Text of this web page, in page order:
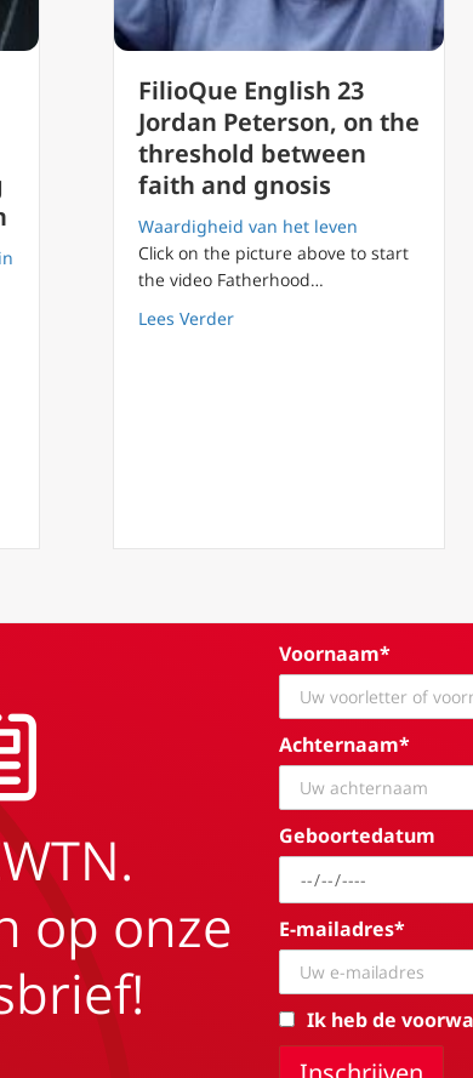
(2) zoektocht naar waarheid en oplossing
FilioQue English 23
Jordan Peterson, on the
threshold between
faith and gnosis
Waardigheid van het leven
Click on the picture above to start
the video Fatherhood…
Lees Verderabout FilioQue English 23
op onze
Voornaam*
Achternaam*
Geboortedatum
E-mailadres*
Ik heb de